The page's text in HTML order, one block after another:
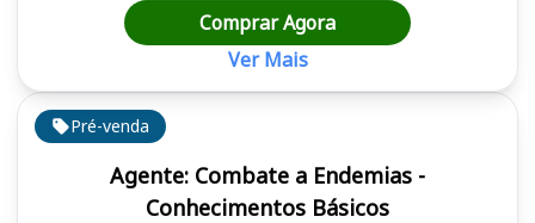
Pré-venda
Agente: Combate a Endemias -
Conhecimentos Básicos
Comprar Agora
Ver Mais